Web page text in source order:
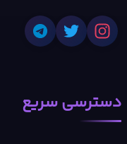
دسترسی سریع